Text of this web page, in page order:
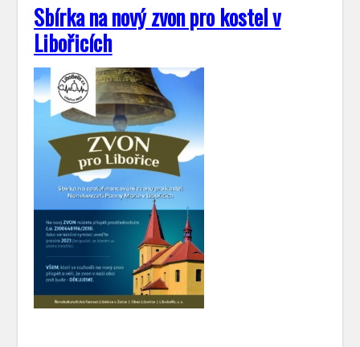
Sbírka na nový zvon pro kostel v
Libořicích